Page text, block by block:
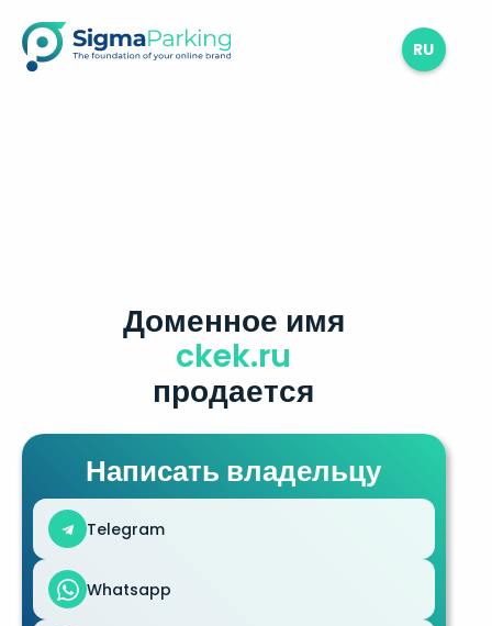
RU
Доменное имя
ckek.ru
продается
Написать владельцу
Telegram
Whatsapp